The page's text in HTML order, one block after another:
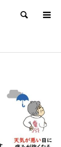
検索